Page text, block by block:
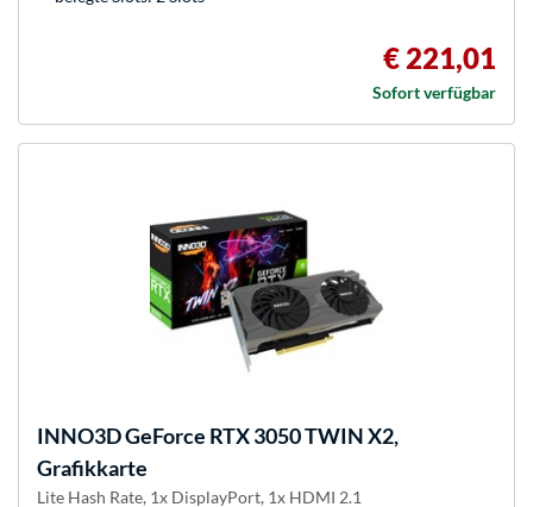
€ 221,01
Sofort verfügbar
INNO3DGeForce RTX 3050 TWIN X2,
Grafikkarte
Lite Hash Rate, 1x DisplayPort, 1x HDMI 2.1